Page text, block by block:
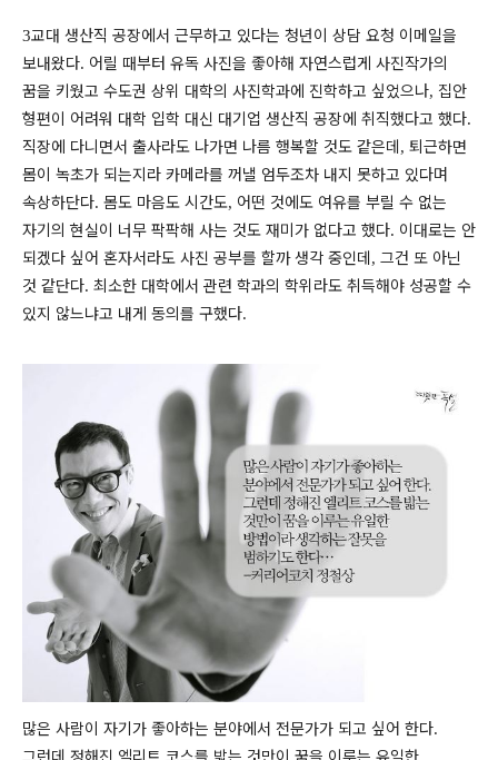
3교대 생산직 공장에서 근무하고 있다는 청년이 상담 요청 이메일을
보내왔다. 어릴 때부터 유독 사진을 좋아해 자연스럽게 사진작가의
꿈을 키웠고 수도권 상위 대학의 사진학과에 진학하고 싶었으나, 집안
형편이 어려워 대학 입학 대신 대기업 생산직 공장에 취직했다고 했다.
직장에 다니면서 출사라도 나가면 나름 행복할 것도 같은데, 퇴근하면
몸이 녹초가 되는지라 카메라를 꺼낼 엄두조차 내지 못하고 있다며
속상하단다. 몸도 마음도 시간도, 어떤 것에도 여유를 부릴 수 없는
자기의 현실이 너무 팍팍해 사는 것도 재미가 없다고 했다. 이대로는 안
되겠다 싶어 혼자서라도 사진 공부를 할까 생각 중인데, 그건 또 아닌
것 같단다. 최소한 대학에서 관련 학과의 학위라도 취득해야 성공할 수
있지 않느냐고 내게 동의를 구했다.
많은 사람이 자기가 좋아하는 분야에서 전문가가 되고 싶어 한다.